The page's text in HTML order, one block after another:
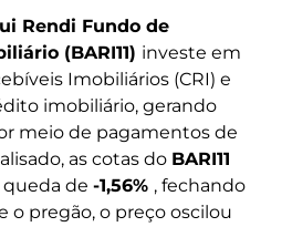
Rendi Fundo de
(BARI11) investe em
Imobiliários (CRI) e
imobiliário, gerando
meio de pagamentos de
as cotas do BARI11
de -1,56% , fechando
o pregão, o preço oscilou